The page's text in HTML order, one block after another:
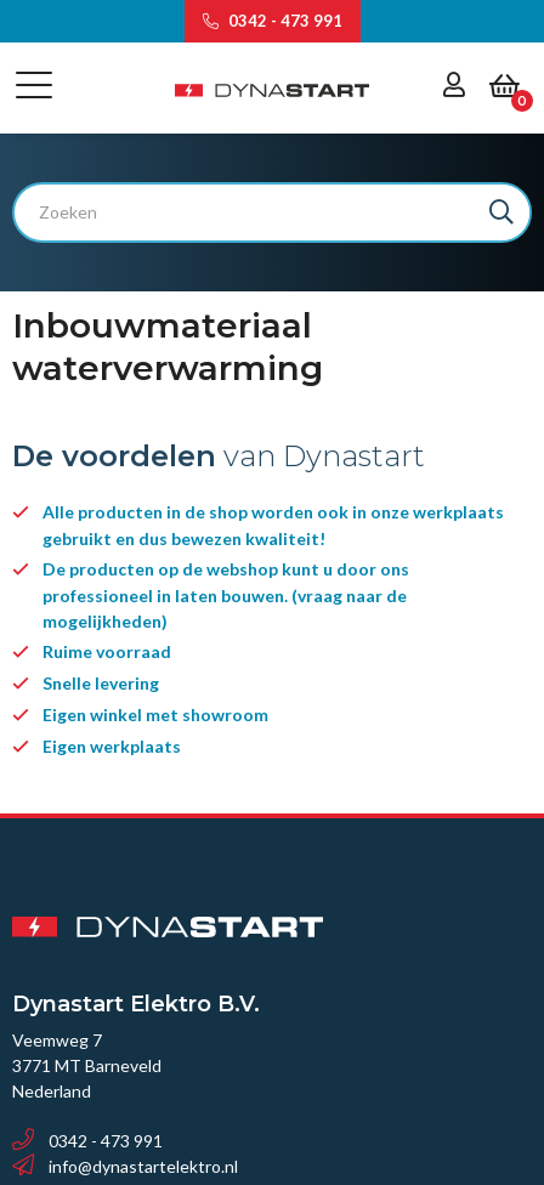
0342 - 473 991
0
Inbouwmateriaal
waterverwarming
De voordelen van Dynastart
Alle producten in de shop worden ook in onze werkplaats
gebruikt en dus bewezen kwaliteit!
De producten op de webshop kunt u door ons
professioneel in laten bouwen. (vraag naar de
mogelijkheden)
Ruime voorraad
Snelle levering
Eigen winkel met showroom
Eigen werkplaats
Dynastart Elektro B.V.
Veemweg 7
3771 MT Barneveld
Nederland
0342 - 473 991
info@dynastartelektro.nl